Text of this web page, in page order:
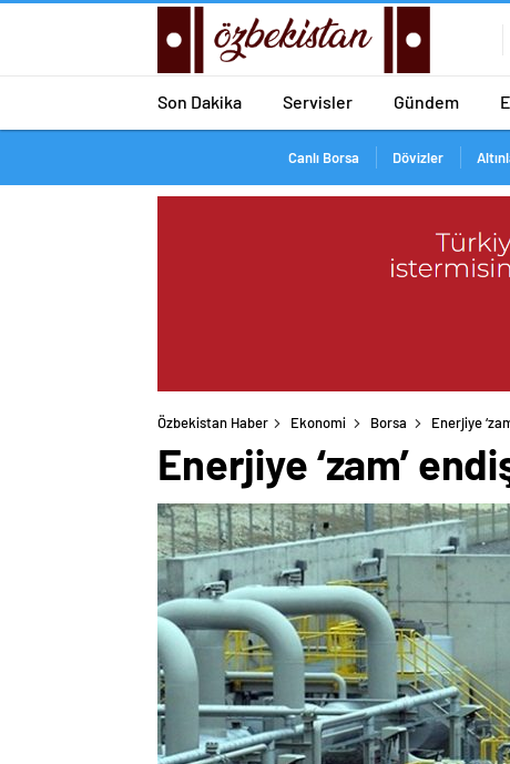
Son Dakika Servisler Gündem
Canlı Borsa Dövizler
Özbekistan Haber Ekonomi Borsa Enerjiye
Enerjiye ‘zam’